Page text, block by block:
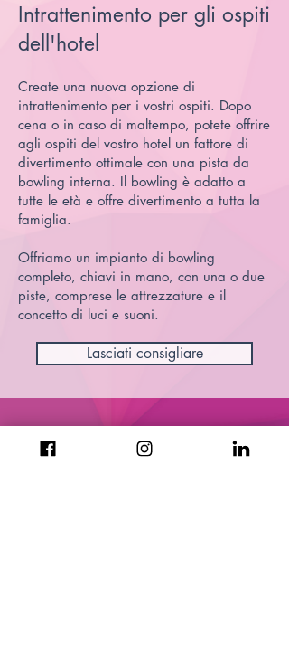
Intrattenimento per gli ospiti
dell'hotel
Create una nuova opzione di
intrattenimento per i vostri ospiti. Dopo
cena o in caso di maltempo, potete offrire
agli ospiti del vostro hotel un fattore di
divertimento ottimale con una pista da
bowling interna. Il bowling è adatto a
tutte le età e offre divertimento a tutta la
famiglia.
Offriamo un impianto di bowling
completo, chiavi in mano, con una o due
piste, comprese le attrezzature e il
concetto di luci e suoni.
Lasciati consigliare